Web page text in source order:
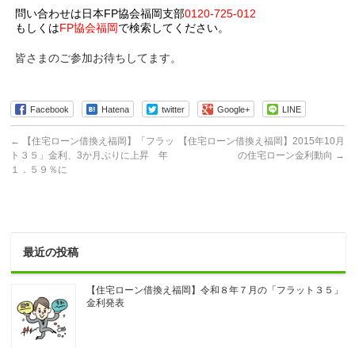
問い合わせは日本FP協会福岡支部0120-725-012
もしくはFP協会福岡で検索してください。
皆さまのご参加お待ちしてます。
Facebook Hatena twitter Google+ LINE
←
【住宅ローン借換え福岡】「フラッ
ト３５」金利、3か月ぶりに上昇 年
１．５９％に
【住宅ローン借換え福岡】2015年10月
の住宅ローン金利動向 →
最近の投稿
【住宅ローン借換え福岡】令和８年７月の「フラット３５」
金利発表